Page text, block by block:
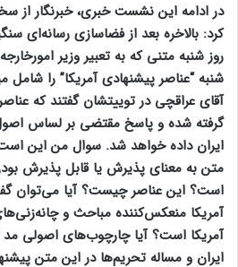
در ادامه این نشست خبری، خبرنگار از
کرد: بالاخره بعد از فضاسازی رسانه‌ای
روز شنبه متنی که به تعبیر وزیر
شنبه “عناصر پیشنهادی آمریکا” را شامل
آقای عراقچی در توییتشان گفتند که
گرفته شده و پاسخ مقتضی بر لساس
ایران داده خواهد شد. سوال من این
متن به معنای پذیرش یا قابل پذیرش
است؟ این عناصر چیست؟ آیا می‌توان
آمریکا منعکس‌کننده مباحث و
آمریکا است؟ آیا چارچوب‌های اصولی مد
ایران و مساله تحریم‌ها در این متن